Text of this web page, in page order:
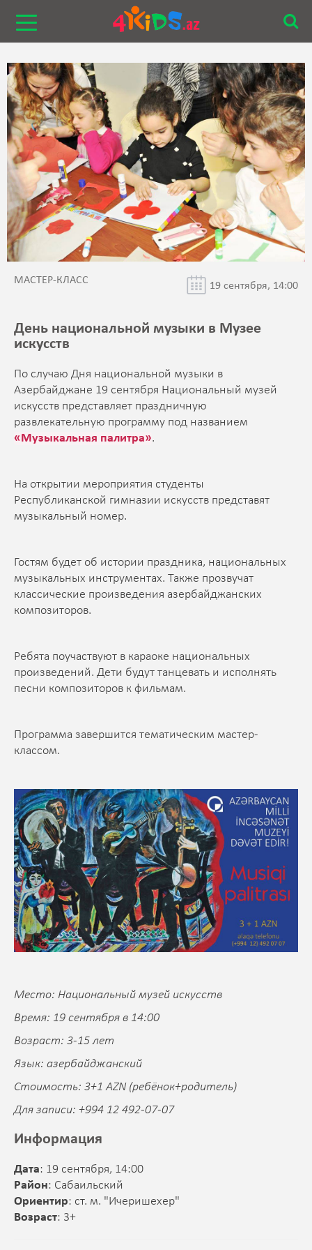
МАСТЕР-КЛАСС 19 сентября, 14:00
День национальной музыки в Музее
искусств
По случаю Дня национальной музыки в
Азербайджане 19 сентября Национальный музей
искусств представляет праздничную
развлекательную программу под названием
«Музыкальная палитра».
На открытии мероприятия студенты
Республиканской гимназии искусств представят
музыкальный номер.
Гостям будет об истории праздника, национальных
музыкальных инструментах. Также прозвучат
классические произведения азербайджанских
композиторов.
Ребята поучаствуют в караоке национальных
произведений. Дети будут танцевать и исполнять
песни композиторов к фильмам.
Программа завершится тематическим мастер-
классом.
Место: Национальный музей искусств
Время: 19 сентября в 14:00
Возраст: 3-15 лет
Язык: азербайджанский
Стоимость: 3+1 AZN (ребёнок+родитель)
Для записи: +994 12 492-07-07
Информация
Дата: 19 сентября, 14:00
Район: Сабаильский
Ориентир: ст. м. "Ичеришехер"
Возраст: 3+